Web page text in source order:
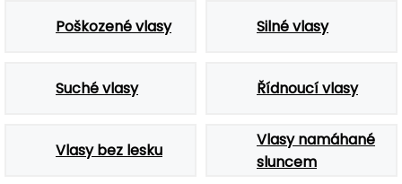
Poškozené vlasy Silné vlasy
Suché vlasy Řídnoucí vlasy
Vlasy bez lesku
Vlasy namáhané
sluncem